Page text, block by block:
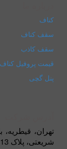
کناف
سقف کناف
سقف کاذب
قیمت پروفیل کناف
پنل گچی
تهران، قیطریه،
شریعتی، پلاک 113، واحد 7